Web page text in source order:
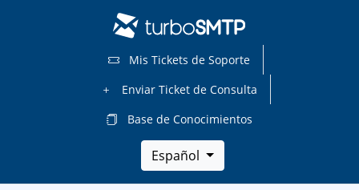
Mis Tickets de Soporte
Enviar Ticket de Consulta
Base de Conocimientos
Español